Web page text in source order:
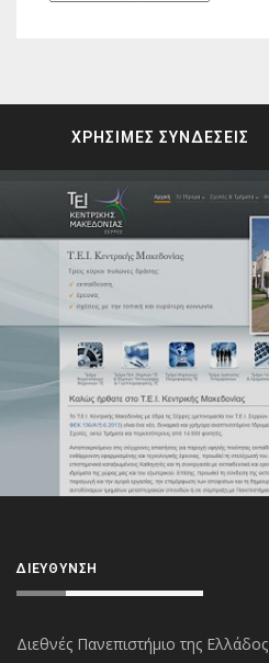
ΧΡΗΣΙΜΕΣ ΣΥΝΔΕΣΕΙΣ
ΔΙΕΎΘΥΝΣΗ
Διεθνές Πανεπιστήμιο της Ελλάδος